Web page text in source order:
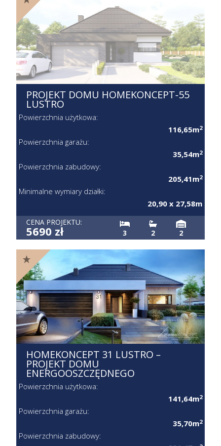
PROJEKT DOMU HOMEKONCEPT-
55 LUSTRO
Powierzchnia użytkowa:
116,65m
Powierzchnia garażu:
35,54m
Powierzchnia zabudowy:
205,41m
Minimalne wymiary działki:
20,90 x 27,58m
CENA PROJEKTU:
5690 zł
HOMEKONCEPT 31 LUSTRO –
PROJEKT DOMU
ENERGOOSZCZĘDNEGO
Powierzchnia użytkowa:
Powierzchnia garażu:
Powierzchnia zabudowy: